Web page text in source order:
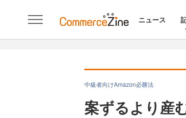
ニュース
中級者向けAmazon必勝法
案ずるより産